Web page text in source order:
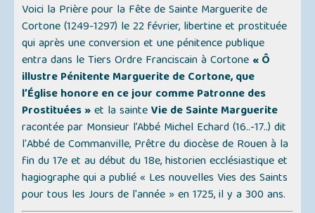
Voici la Prière pour la Fête de Sainte Marguerite de
Cortone (1249-1297) le 22 février, libertine et prostituée
qui après une conversion et une pénitence publique
entra dans le Tiers Ordre Franciscain à Cortone « Ô
illustre Pénitente Marguerite de Cortone, que
l’Église honore en ce jour comme Patronne des
Prostituées »et la sainteVie de Sainte Marguerite
racontée par Monsieur l’Abbé Michel Echard (16..-17..) dit
l'Abbé de Commanville, Prêtre du diocèse de Rouen à la
fin du 17e et au début du 18e, historien ecclésiastique et
hagiographe qui a publié« Les nouvelles Vies des Saints
pour tous les Jours de l'année »en 1725, il y a 300 ans.